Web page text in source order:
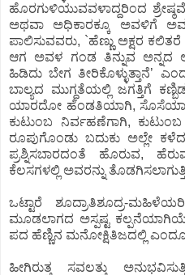
ಹೊರಗುಳಿಯುವವಳಾದ್ದರಿಂದ
ಅಥವಾ ಅಧಿಕಾರಕ್ಕೂ ಅವಳಿಗೆ
ಪಾಲಿಸುವವರು, `ಹೆಣ್ಣು ಅಕ್ಷರ
ಆಗ ಅವಳ ಗಂಡ ತಿನ್ನುವ ಅನ್ನದ
ಹಿಡಿದು ಬೇಗ ತೀರಿಕೊಳ್ಳುತ್ತಾನೆ’
ಬಾಲ್ಯದ ಮುಗ್ಧತೆಯಲ್ಲಿ ಜಗತ್ತಿಗೆ
ಯಾರದೋ ಹೆಂಡತಿಯಾಗಿ, ಸೊಸೆಯಾಗಿ
ಕುಟುಂಬ ನಿರ್ವಹಣೆಗಾಗಿ,
ರೂಪುಗೊಂಡು ಬದುಕು ಅಲ್ಲೇ
ಪ್ರಶ್ನಿಸಬಾರದಂತೆ ಹೊರುವ,
ಕೆಲಸಗಳಲ್ಲಿ ಅವರನ್ನು
ಒಟ್ಟಾರೆ ಶೂದ್ರಾತಿಶೂದ್ರ-
ಮೂಡಲಾಗದ ಅಸ್ಪಷ್ಟ
ಪದ ಹೆಣ್ಣಿನ ಮನೋಕ್ಷಿತಿಜದಲ್ಲಿ
ಹೀಗಿರುತ್ತ ಸವಲತ್ತು